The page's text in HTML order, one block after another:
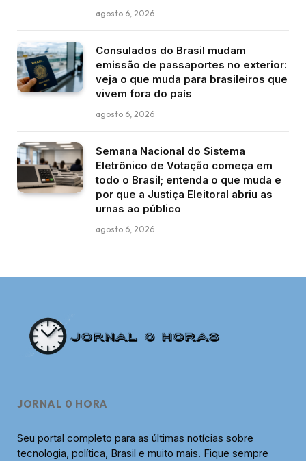
agosto 6, 2026
Consulados do Brasil mudam
emissão de passaportes no exterior:
veja o que muda para brasileiros que
vivem fora do país
agosto 6, 2026
Semana Nacional do Sistema
Eletrônico de Votação começa em
todo o Brasil; entenda o que muda e
por que a Justiça Eleitoral abriu as
urnas ao público
agosto 6, 2026
JORNAL 0 HORA
Seu portal completo para as últimas notícias sobre
tecnologia, política, Brasil e muito mais. Fique sempre